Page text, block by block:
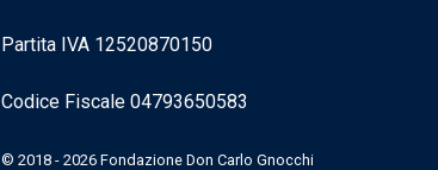
Partita IVA 12520870150
Codice Fiscale 04793650583
© 2018 - 2026 Fondazione Don Carlo Gnocchi